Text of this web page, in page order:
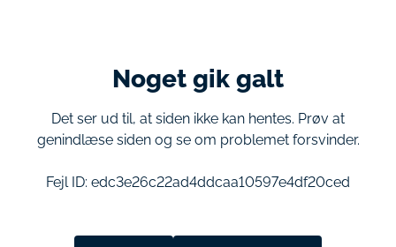
Noget gik galt
Det ser ud til, at siden ikke kan hentes. Prøv at
genindlæse siden og se om problemet forsvinder.
Fejl ID: edc3e26c22ad4ddcaa10597e4df20ced